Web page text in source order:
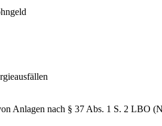
Anlagen nach § 37 Abs. 1 S. 2 LBO